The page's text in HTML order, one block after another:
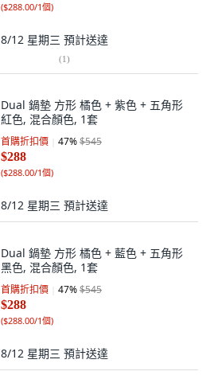
($288.00/1個)
8/12 星期三 預計送達
(1)
Dual 鍋墊 方形 橘色 + 紫色 + 五角形
紅色, 混合顏色, 1套
首購折扣價 47%$545
$288
($288.00/1個)
8/12 星期三 預計送達
Dual 鍋墊 方形 橘色 + 藍色 + 五角形
黑色, 混合顏色, 1套
首購折扣價 47%$545
$288
($288.00/1個)
8/12 星期三 預計送達